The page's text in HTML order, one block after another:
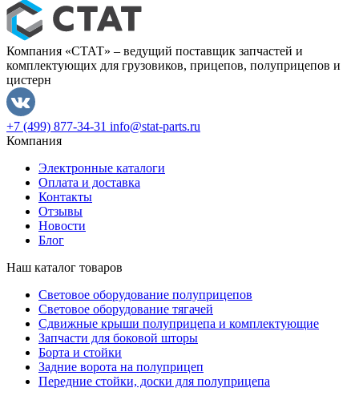
Компания «СТАТ» – ведущий поставщик запчастей и
комплектующих для грузовиков, прицепов, полуприцепов и
цистерн
+7 (499) 877-34-31 info@stat-parts.ru
Компания
Электронные каталоги
Оплата и доставка
Контакты
Отзывы
Новости
Блог
Наш каталог товаров
Световое оборудование полуприцепов
Световое оборудование тягачей
Сдвижные крыши полуприцепа и комплектующие
Запчасти для боковой шторы
Борта и стойки
Задние ворота на полуприцеп
Передние стойки, доски для полуприцепа